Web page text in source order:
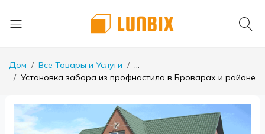
Дом Все Товары и Услуги
...
Установка забора из профнастила в Броварах и районе